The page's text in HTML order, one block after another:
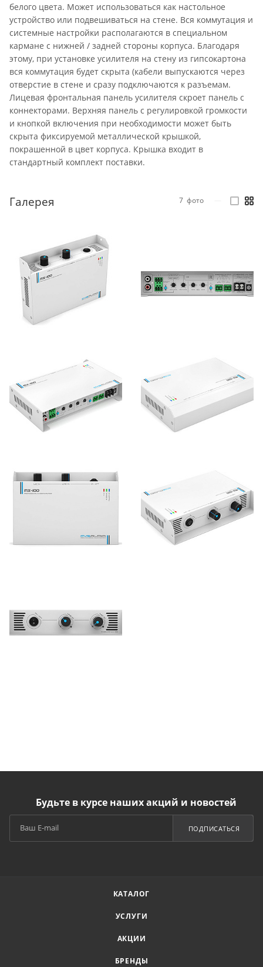
белого цвета. Может использоваться как настольное
устройство или подвешиваться на стене. Вся коммутация и
системные настройки располагаются в специальном
кармане с нижней / задней стороны корпуса. Благодаря
этому, при установке усилителя на стену из гипсокартона
вся коммутация будет скрыта (кабели выпускаются через
отверстие в стене и сразу подключаются к разъемам.
Лицевая фронтальная панель усилителя скроет панель с
коннекторами. Верхняя панель с регулировкой громкости
и кнопкой включения при необходимости может быть
скрыта фиксируемой металлической крышкой,
покрашенной в цвет корпуса. Крышка входит в
стандартный комплект поставки.
Галерея 7 фото
Будьте в курсе наших акций и новостей
ПОДПИСАТЬСЯ
КАТАЛОГ
УСЛУГИ
АКЦИИ
БРЕНДЫ